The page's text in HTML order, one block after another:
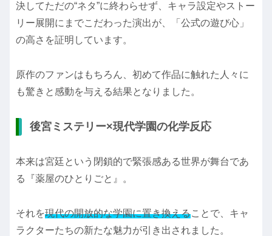
決してただの“ネタ”に終わらせず、キャラ設定やストー
リー展開にまでこだわった演出が、「公式の遊び心」
の高さを証明しています。
原作のファンはもちろん、初めて作品に触れた人々に
も驚きと感動を与える結果となりました。
後宮ミステリー×現代学園の化学反応
本来は宮廷という閉鎖的で緊張感ある世界が舞台であ
る『薬屋のひとりごと』。
それを現代の開放的な学園に置き換えることで、キャ
ラクターたちの新たな魅力が引き出されました。